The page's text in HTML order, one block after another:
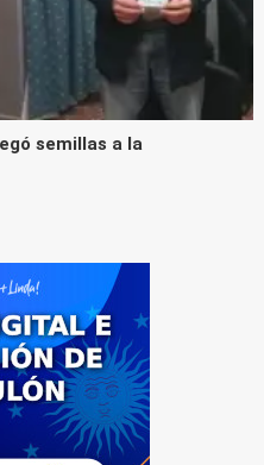
semillas a la